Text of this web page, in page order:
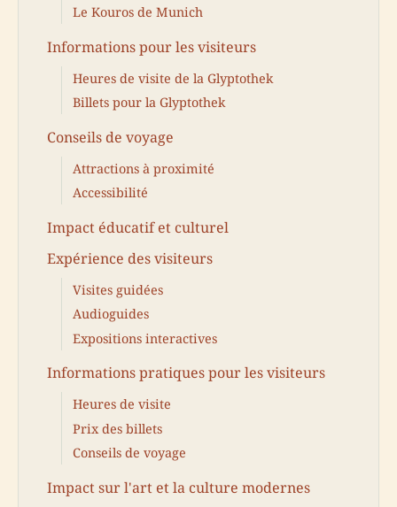
Le Kouros de Munich
Informations pour les visiteurs
Heures de visite de la Glyptothek
Billets pour la Glyptothek
Conseils de voyage
Attractions à proximité
Accessibilité
Impact éducatif et culturel
Expérience des visiteurs
Visites guidées
Audioguides
Expositions interactives
Informations pratiques pour les visiteurs
Heures de visite
Prix des billets
Conseils de voyage
Impact sur l'art et la culture modernes